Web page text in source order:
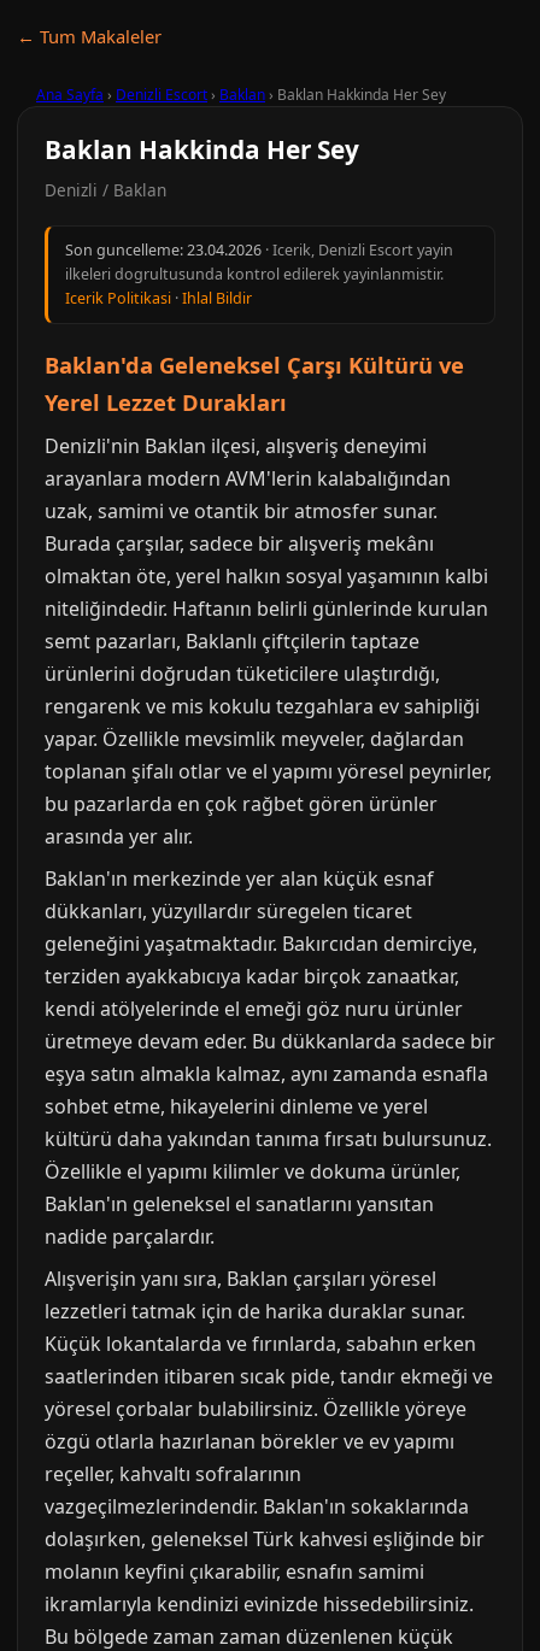
← Tum Makaleler
Ana Sayfa › Denizli Escort› Baklan› Baklan Hakkinda Her Sey
Baklan Hakkinda Her Sey
Denizli / Baklan
Son guncelleme:23.04.2026 · Icerik, Denizli Escort yayin
ilkeleri dogrultusunda kontrol edilerek yayinlanmistir.
Icerik Politikasi ·Ihlal Bildir
Baklan'da Geleneksel Çarşı Kültürü ve
Yerel Lezzet Durakları
Denizli'nin Baklan ilçesi, alışveriş deneyimi
arayanlara modern AVM'lerin kalabalığından
uzak, samimi ve otantik bir atmosfer sunar.
Burada çarşılar, sadece bir alışveriş mekânı
olmaktan öte, yerel halkın sosyal yaşamının kalbi
niteliğindedir. Haftanın belirli günlerinde kurulan
semt pazarları, Baklanlı çiftçilerin taptaze
ürünlerini doğrudan tüketicilere ulaştırdığı,
rengarenk ve mis kokulu tezgahlara ev sahipliği
yapar. Özellikle mevsimlik meyveler, dağlardan
toplanan şifalı otlar ve el yapımı yöresel peynirler,
bu pazarlarda en çok rağbet gören ürünler
arasında yer alır.
Baklan'ın merkezinde yer alan küçük esnaf
dükkanları, yüzyıllardır süregelen ticaret
geleneğini yaşatmaktadır. Bakırcıdan demirciye,
terziden ayakkabıcıya kadar birçok zanaatkar,
kendi atölyelerinde el emeği göz nuru ürünler
üretmeye devam eder. Bu dükkanlarda sadece bir
eşya satın almakla kalmaz, aynı zamanda esnafla
sohbet etme, hikayelerini dinleme ve yerel
kültürü daha yakından tanıma fırsatı bulursunuz.
Özellikle el yapımı kilimler ve dokuma ürünler,
Baklan'ın geleneksel el sanatlarını yansıtan
nadide parçalardır.
Alışverişin yanı sıra, Baklan çarşıları yöresel
lezzetleri tatmak için de harika duraklar sunar.
Küçük lokantalarda ve fırınlarda, sabahın erken
saatlerinden itibaren sıcak pide, tandır ekmeği ve
yöresel çorbalar bulabilirsiniz. Özellikle yöreye
özgü otlarla hazırlanan börekler ve ev yapımı
reçeller, kahvaltı sofralarının
vazgeçilmezlerindendir. Baklan'ın sokaklarında
dolaşırken, geleneksel Türk kahvesi eşliğinde bir
molanın keyfini çıkarabilir, esnafın samimi
ikramlarıyla kendinizi evinizde hissedebilirsiniz.
Bu bölgede zaman zaman düzenlenen küçük